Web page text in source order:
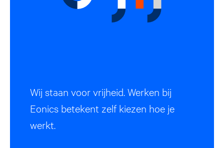
Wij staan voor vrijheid. Werken bij
Eonics betekent zelf kiezen hoe je
werkt.